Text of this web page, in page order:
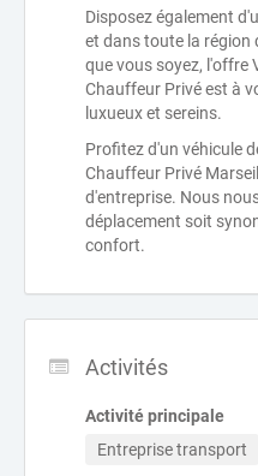
Disposez également
et dans toute la région
que vous soyez, l'offre
Chauffeur Privé est à
luxueux et sereins.
Profitez d'un véhicule
Chauffeur Privé
d'entreprise. Nous
déplacement soit
confort.
Activités
Activité principale
Entreprise transport